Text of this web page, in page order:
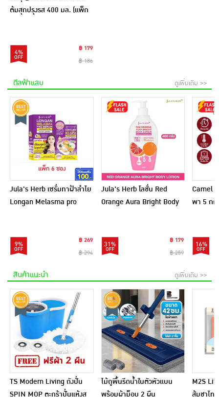
ต้มสุกปรุงรส 400 มล. (แพ็ก
4%
฿ 179
฿ 186
ดีลฟ้าแลบ ดูเพิ่มเติม >>
Jula's Herb เซรั่มทาฝ้าลำไย
Longan Melasma pro
9%
฿ 269
฿ 294
Jula's Herb โลชั่น Red
Orange Aura Bright Body
31%
฿ 179
฿ 259
Camel
พา 5 กก
16%
สินค้าแนะนำ ดูเพิ่มเติม >>
TS Modern Living ถังปั่น
SPIN MOP ตะกร้าปั่นแห้งส
ไม้ถูพื้นรีดน้ำในตัวหัวแบน
พร้อมผ้าม็อบ 2 ผืน
M2S
ส้มชาไท